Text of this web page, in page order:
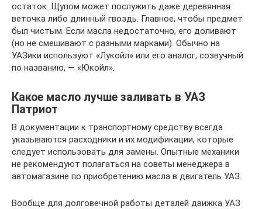
остаток. Щупом может послужить даже деревянная
веточка либо длинный гвоздь. Главное, чтобы предмет
был чистым. Если масла недостаточно, его доливают
(но не смешивают с разными марками). Обычно на
УАЗики используют «Лукойл» или его аналог, созвучный
по названию, — «Юкойл».
Какое масло лучше заливать в УАЗ
Патриот
В документации к транспортному средству всегда
указываются расходники и их модификации, которые
следует использовать для замены. Опытные механики
не рекомендуют полагаться на советы менеджера в
автомагазине по приобретению масла в двигатель УАЗ.
Вообще для долговечной работы деталей движка УАЗ